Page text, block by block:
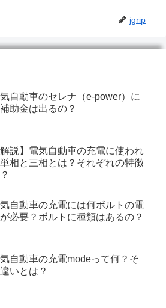
jgrip
自動車のセレナ（e-power）に
助金は出るの？
解説】電気自動車の充電に使われ
相と三相とは？それぞれの特徴
自動車の充電には何ボルトの電
必要？ボルトに種類はあるの？
自動車の充電modeって何？そ
いとは？